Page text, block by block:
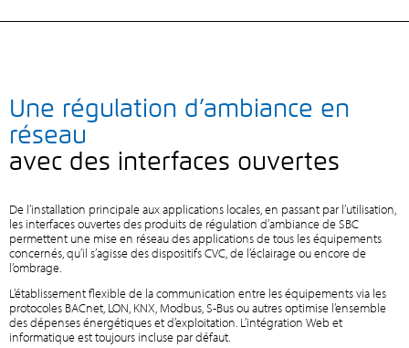
Une régulation d’ambiance en
réseau
avec des interfaces ouvertes
De l’installation principale aux applications locales, en passant par l’utilisation,
les interfaces ouvertes des produits de régulation d’ambiance de SBC
permettent une mise en réseau des applications de tous les équipements
concernés, qu’il s’agisse des dispositifs CVC, de l’éclairage ou encore de
l’ombrage.
L’établissement flexible de la communication entre les équipements via les
protocoles BACnet, LON, KNX, Modbus, S-Bus ou autres optimise l’ensemble
des dépenses énergétiques et d’exploitation. L’intégration Web et
informatique est toujours incluse par défaut.